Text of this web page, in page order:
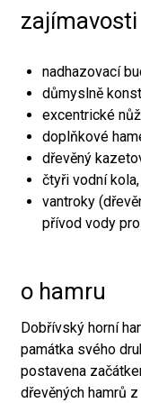
nadhazovací
důmyslně
excentrické
doplňkové
dřevěný
čtyři vodní
vantroky
přívod vody
o hamru
Dobřívský horní
památka svého
postavena
dřevěných hamrů